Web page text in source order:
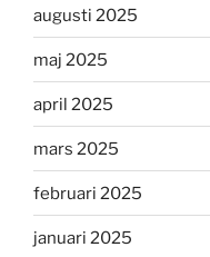
augusti 2025
maj 2025
april 2025
mars 2025
februari 2025
januari 2025